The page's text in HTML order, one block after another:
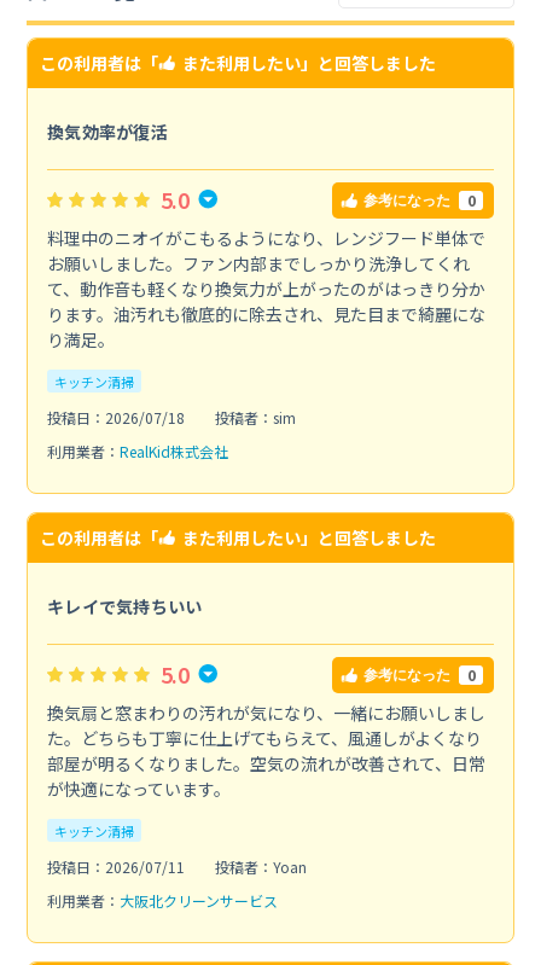
この利用者は「 また利用したい」と回答しました
換気効率が復活
5.0 参考になった 0
料理中のニオイがこもるようになり、レンジフード単体で
お願いしました。ファン内部までしっかり洗浄してくれ
て、動作音も軽くなり換気力が上がったのがはっきり分か
ります。油汚れも徹底的に除去され、見た目まで綺麗にな
り満足。
キッチン清掃
投稿日：2026/07/18
投稿者：sim
利用業者： RealKid株式会社
この利用者は「 また利用したい」と回答しました
キレイで気持ちいい
5.0 参考になった 0
換気扇と窓まわりの汚れが気になり、一緒にお願いしまし
た。どちらも丁寧に仕上げてもらえて、風通しがよくなり
部屋が明るくなりました。空気の流れが改善されて、日常
が快適になっています。
キッチン清掃
投稿日：2026/07/11
投稿者：Yoan
利用業者： 大阪北クリーンサービス